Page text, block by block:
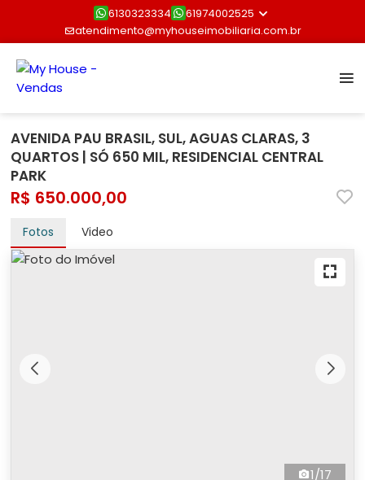
6130323334
61974002525
atendimento@myhouseimobiliaria.com.br
AVENIDA PAU BRASIL, SUL, AGUAS CLARAS, 3
QUARTOS | SÓ 650 MIL, RESIDENCIAL CENTRAL
PARK
R$ 650.000,00
Fotos Video
1/17